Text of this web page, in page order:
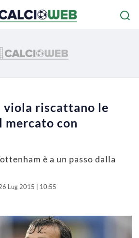
viola riscattano le
mercato con
è a un passo dalla
Lug 2015 | 10:55